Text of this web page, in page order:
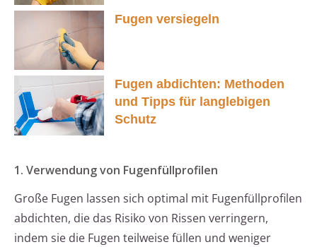
Fugen versiegeln
Fugen abdichten: Methoden
und Tipps für langlebigen
Schutz
1. Verwendung von Fugenfüllprofilen
Große Fugen lassen sich optimal mit Fugenfüllprofilen
abdichten, die das Risiko von Rissen verringern,
indem sie die Fugen teilweise füllen und weniger